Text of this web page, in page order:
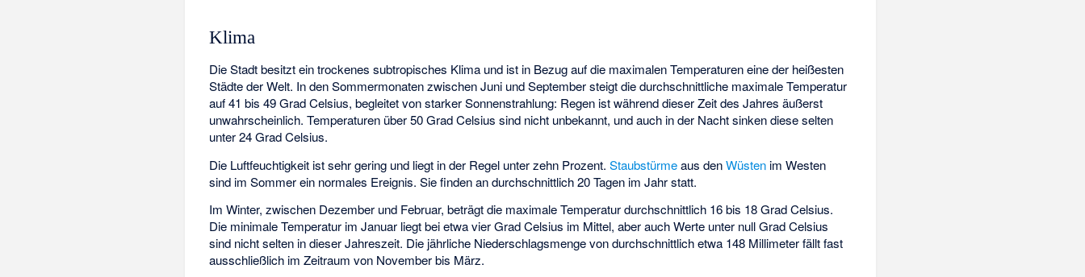
Klima
Die Stadt besitzt ein trockenes subtropisches Klima und ist in Bezug auf die maximalen Temperaturen eine der heißesten
Städte der Welt. In den Sommermonaten zwischen Juni und September steigt die durchschnittliche maximale Temperatur
auf 41 bis 49 Grad Celsius, begleitet von starker Sonnenstrahlung: Regen ist während dieser Zeit des Jahres äußerst
unwahrscheinlich. Temperaturen über 50 Grad Celsius sind nicht unbekannt, und auch in der Nacht sinken diese selten
unter 24 Grad Celsius.
Die Luftfeuchtigkeit ist sehr gering und liegt in der Regel unter zehn Prozent.Staubstürmeaus denWüsten im Westen
sind im Sommer ein normales Ereignis. Sie finden an durchschnittlich 20 Tagen im Jahr statt.
Im Winter, zwischen Dezember und Februar, beträgt die maximale Temperatur durchschnittlich 16 bis 18 Grad Celsius.
Die minimale Temperatur im Januar liegt bei etwa vier Grad Celsius im Mittel, aber auch Werte unter null Grad Celsius
sind nicht selten in dieser Jahreszeit. Die jährliche Niederschlagsmenge von durchschnittlich etwa 148 Millimeter fällt fast
ausschließlich im Zeitraum von November bis März.